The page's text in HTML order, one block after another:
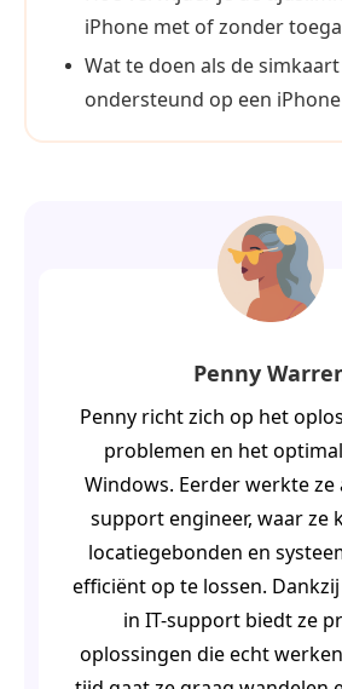
iPhone met of zonder
Wat te doen als de
ondersteund op een iPhone
Penny
Penny richt zich op het
problemen en het
Windows. Eerder werkte ze
support engineer, waar ze
locatiegebonden en
efficiënt op te lossen.
in IT-support biedt ze
oplossingen die echt